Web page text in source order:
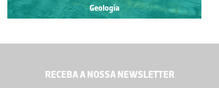
Geologia
RECEBA A NOSSA NEWSLETTER